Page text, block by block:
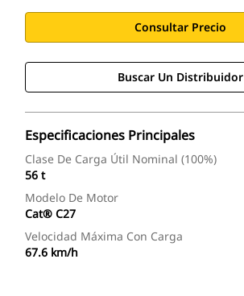
Consultar Precio
Buscar Un Distribuidor
Especificaciones Principales
Clase De Carga Útil Nominal (100%)
56 t
Modelo De Motor
Cat® C27
Velocidad Máxima Con Carga
67.6 km/h